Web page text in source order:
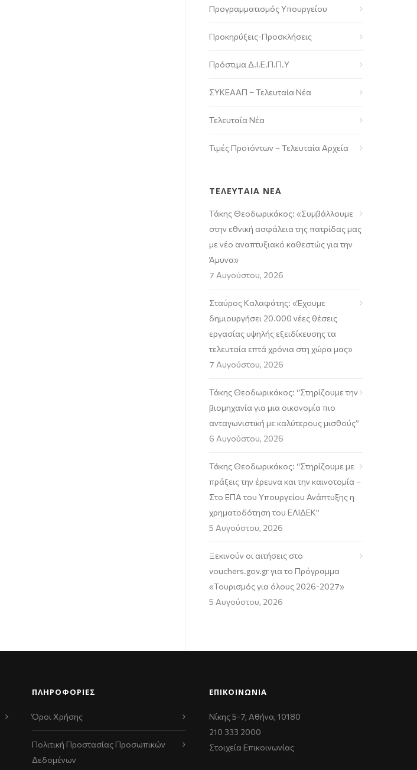
Προγραμματισμός Υπουργείου
Προκηρύξεις-Προσκλήσεις
Πρόστιμα Δ.Ι.Ε.Π.Π.Υ
ΣΥΚΕΑΑΠ – Τελευταία Νέα
Τελευταία Νέα
Τιμές Προϊόντων – Τελευταία Αρχεία
ΤΕΛΕΥΤΑΙΑ ΝΕΑ
Τάκης Θεοδωρικάκος: «Συμβάλλουμε
στην εθνική ασφάλεια της πατρίδας μας
με νέο αναπτυξιακό καθεστώς για την
Άμυνα»
7 Αυγούστου, 2026
Σταύρος Καλαφάτης: «Έχουμε
δημιουργήσει 20.000 νέες θέσεις
εργασίας υψηλής εξειδίκευσης τα
τελευταία επτά χρόνια στη χώρα μας»
7 Αυγούστου, 2026
Τάκης Θεοδωρικάκος: “Στηρίζουμε την
βιομηχανία για μια οικονομία πιο
ανταγωνιστική με καλύτερους μισθούς”
6 Αυγούστου, 2026
Τάκης Θεοδωρικάκος: “Στηρίζουμε με
πράξεις την έρευνα και την καινοτομία –
Στο ΕΠΑ του Υπουργείου Ανάπτυξης η
χρηματοδότηση του ΕΛΙΔΕΚ”
5 Αυγούστου, 2026
Ξεκινούν οι αιτήσεις στο
vouchers.gov.gr για το Πρόγραμμα
«Τουρισμός για όλους 2026-2027»
5 Αυγούστου, 2026
ΠΛΗΡΟΦΟΡΙΕΣ
Όροι Χρήσης
Πολιτική Προστασίας Προσωπικών
Δεδομένων
ΕΠΙΚΟΙΝΩΝΊΑ
Νίκης 5-7, Αθήνα, 10180
210 333 2000
Στοιχεία Επικοινωνίας